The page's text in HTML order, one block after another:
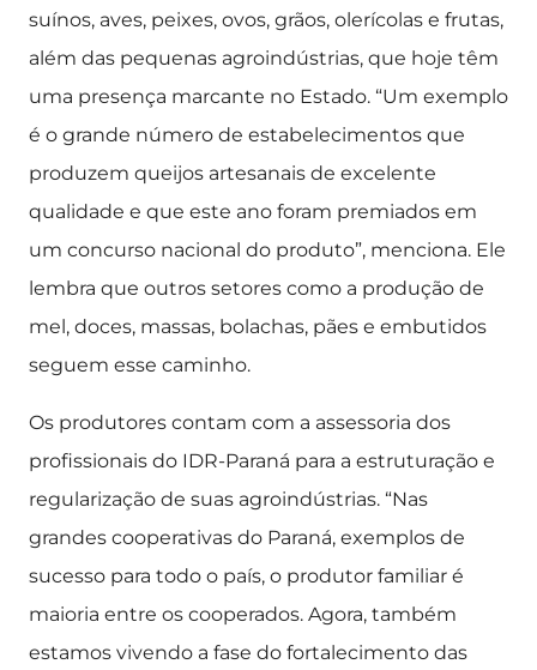
suínos, aves, peixes, ovos, grãos, olerícolas e frutas,
além das pequenas agroindústrias, que hoje têm
uma presença marcante no Estado. “Um exemplo
é o grande número de estabelecimentos que
produzem queijos artesanais de excelente
qualidade e que este ano foram premiados em
um concurso nacional do produto”, menciona. Ele
lembra que outros setores como a produção de
mel, doces, massas, bolachas, pães e embutidos
seguem esse caminho.
Os produtores contam com a assessoria dos
profissionais do IDR-Paraná para a estruturação e
regularização de suas agroindústrias. “Nas
grandes cooperativas do Paraná, exemplos de
sucesso para todo o país, o produtor familiar é
maioria entre os cooperados. Agora, também
estamos vivendo a fase do fortalecimento das